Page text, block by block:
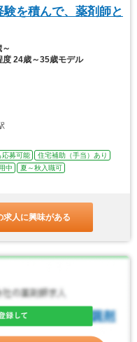
験を積んで、薬剤師と
度 24歳～35歳モデル
応募可能
住宅補助（手当）あり
中
夏～秋入職可
求人に興味がある